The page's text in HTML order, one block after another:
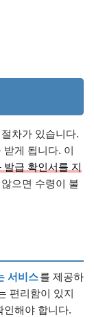
차가 있습니다.
게 됩니다. 이
발급 확인서를 지
으면 수령이 불
서비스를 제공하
편리함이 있지
인해야 합니다.